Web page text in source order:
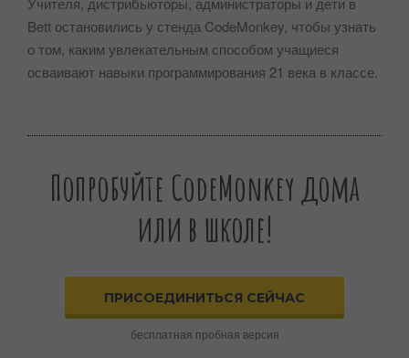
Bett остановились у стенда CodeMonkey, чтобы узнать
о том, каким увлекательным способом учащиеся
осваивают навыки программирования 21 века в классе.
Попробуйте CodeMonkey дома
или в школе!
ПРИСОЕДИНИТЬСЯ СЕЙЧАС
бесплатная пробная версия